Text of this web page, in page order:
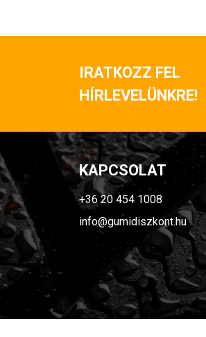
IRATKOZZ FEL
HÍRLEVELÜNKRE!
KAPCSOLAT
+36 20 454 1008
info@gumidiszkont.hu